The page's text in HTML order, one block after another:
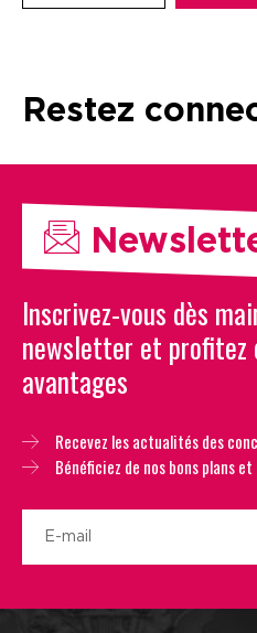
Restez
Inscrivez-vous dès
newsletter et profitez
avantages
Recevez les actualités des
Bénéficiez de nos bons plans